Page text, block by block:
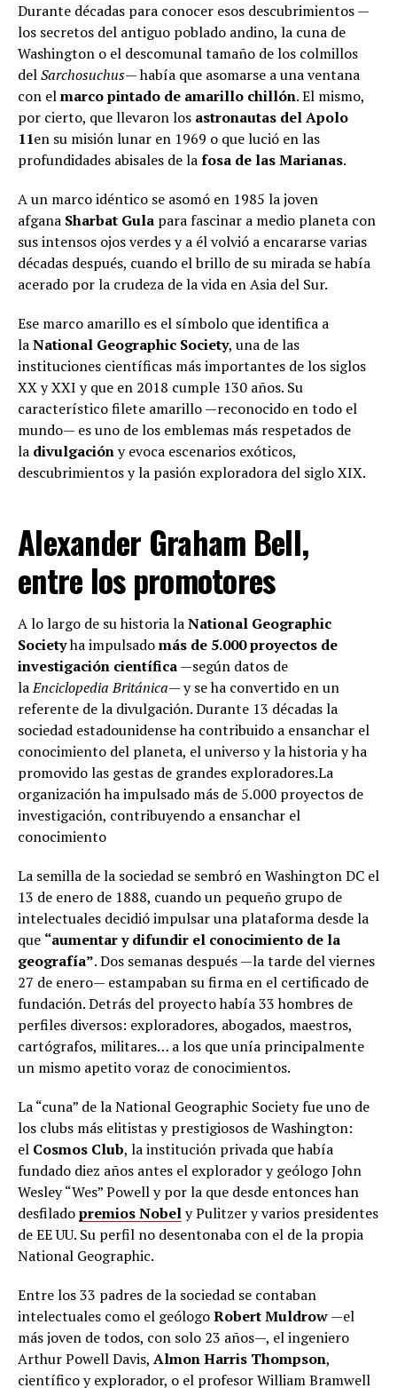
Durante décadas para conocer esos descubrimientos —
los secretos del antiguo poblado andino, la cuna de
Washington o el descomunal tamaño de los colmillos
delSarchosuchus— había que asomarse a una ventana
con elmarco pintado de amarillo chillón. El mismo,
por cierto, que llevaron los astronautas del Apolo
11en su misión lunar en 1969 o que lució en las
profundidades abisales de lafosa de las Marianas.
A un marco idéntico se asomó en 1985 la joven
afgana Sharbat Gula para fascinar a medio planeta con
sus intensos ojos verdes y a él volvió a encararse varias
décadas después, cuando el brillo de su mirada se había
acerado por la crudeza de la vida en Asia del Sur.
Ese marco amarillo es el símbolo que identifica a
laNational Geographic Society, una de las
instituciones científicas más importantes de los siglos
XX y XXI y que en 2018 cumple 130 años. Su
característico filete amarillo —reconocido en todo el
mundo— es uno de los emblemas más respetados de
la divulgacióny evoca escenarios exóticos,
descubrimientos y la pasión exploradora del siglo XIX.
Alexander Graham Bell,
entre los promotores
A lo largo de su historia laNational Geographic
Societyha impulsadomás de 5.000 proyectos de
investigación científica—según datos de
laEnciclopedia Británica— y se ha convertido en un
referente de la divulgación. Durante 13 décadas la
sociedad estadounidense ha contribuido a ensanchar el
conocimiento del planeta, el universo y la historia y ha
promovido las gestas de grandes exploradores.La
organización ha impulsado más de 5.000 proyectos de
investigación, contribuyendo a ensanchar el
conocimiento
La semilla de la sociedad se sembró en Washington DC el
13 de enero de 1888, cuando un pequeño grupo de
intelectuales decidió impulsar una plataforma desde la
que “aumentar y difundir el conocimiento de la
geografía”. Dos semanas después —la tarde del viernes
27 de enero— estampaban su firma en el certificado de
fundación. Detrás del proyecto había 33 hombres de
perfiles diversos: exploradores, abogados, maestros,
cartógrafos, militares… a los que unía principalmente
un mismo apetito voraz de conocimientos.
La “cuna” de la National Geographic Society fue uno de
los clubs más elitistas y prestigiosos de Washington:
el Cosmos Club, la institución privada que había
fundado diez años antes el explorador y geólogo John
Wesley “Wes” Powell y por la que desde entonces han
desfiladopremios Nobely Pulitzer y varios presidentes
de EE UU. Su perfil no desentonaba con el de la propia
National Geographic.
Entre los 33 padres de la sociedad se contaban
intelectuales como el geólogoRobert Muldrow—el
más joven de todos, con solo 23 años—, el ingeniero
Arthur Powell Davis, Almon Harris Thompson,
científico y explorador, o el profesor William Bramwell